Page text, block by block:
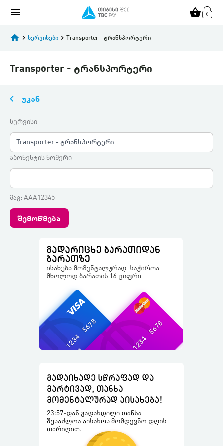
menu shopping_basket
home keyboard_arrow_right სერვისები keyboard_arrow_right Transporter - ტრანსპორტერი
Transporter - ტრანსპორტერი
keyboard_arrow_left უკან
სერვისი
Transporter - ტრანსპორტერი
აბონენტის ნომერი
მაგ: AAA12345
შემოწმება